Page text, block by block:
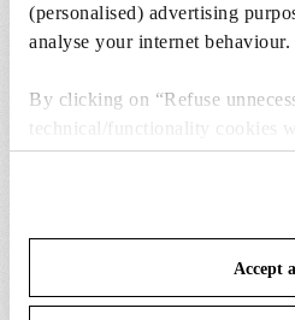
(personalised) advertising
analyse your internet behaviour.
By clicking on “Refuse
technical/functionality cookies
clicking on “Accept all” you
cookies. By clicking on
save your choices. You can
To know more refer to ourAccept
ERSATZTEILE &